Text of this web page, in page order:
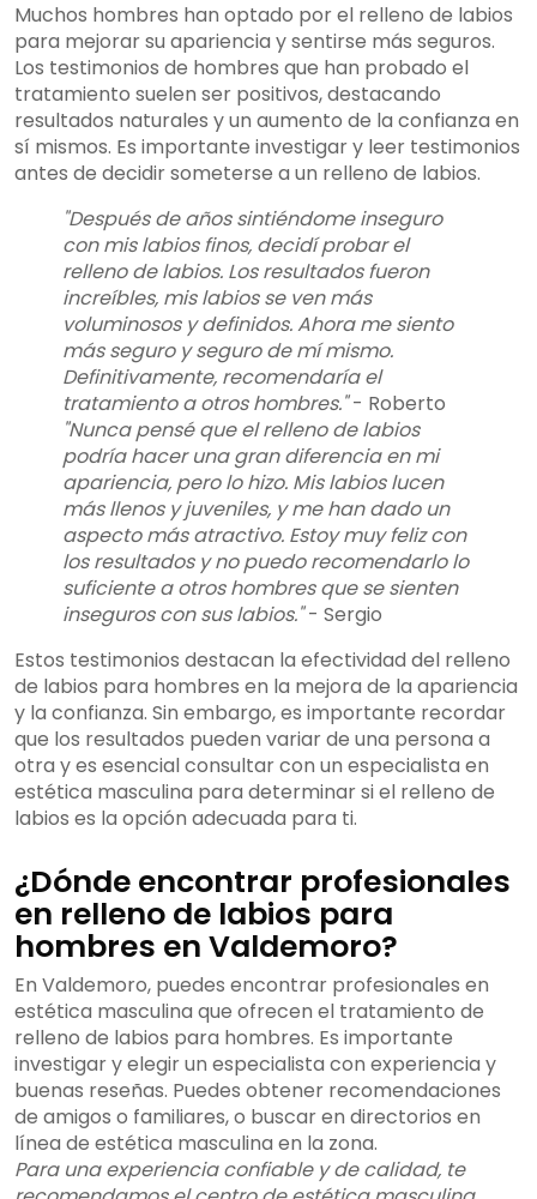
Muchos hombres han optado por el relleno de labios
para mejorar su apariencia y sentirse más seguros.
Los testimonios de hombres que han probado el
tratamiento suelen ser positivos, destacando
resultados naturales y un aumento de la confianza en
sí mismos. Es importante investigar y leer testimonios
antes de decidir someterse a un relleno de labios.
"Después de años sintiéndome inseguro
con mis labios finos, decidí probar el
relleno de labios. Los resultados fueron
increíbles, mis labios se ven más
voluminosos y definidos. Ahora me siento
más seguro y seguro de mí mismo.
Definitivamente, recomendaría el
tratamiento a otros hombres."- Roberto
"Nunca pensé que el relleno de labios
podría hacer una gran diferencia en mi
apariencia, pero lo hizo. Mis labios lucen
más llenos y juveniles, y me han dado un
aspecto más atractivo. Estoy muy feliz con
los resultados y no puedo recomendarlo lo
suficiente a otros hombres que se sienten
inseguros con sus labios."- Sergio
Estos testimonios destacan la efectividad del relleno
de labios para hombres en la mejora de la apariencia
y la confianza. Sin embargo, es importante recordar
que los resultados pueden variar de una persona a
otra y es esencial consultar con un especialista en
estética masculina para determinar si el relleno de
labios es la opción adecuada para ti.
¿Dónde encontrar profesionales
en relleno de labios para
hombres en Valdemoro?
En Valdemoro, puedes encontrar profesionales en
estética masculina que ofrecen el tratamiento de
relleno de labios para hombres. Es importante
investigar y elegir un especialista con experiencia y
buenas reseñas. Puedes obtener recomendaciones
de amigos o familiares, o buscar en directorios en
línea de estética masculina en la zona.
Para una experiencia confiable y de calidad, te